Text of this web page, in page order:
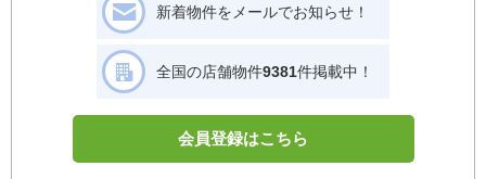
新着物件をメールでお知らせ！
全国の店舗物件9381件掲載中！
会員登録はこちら